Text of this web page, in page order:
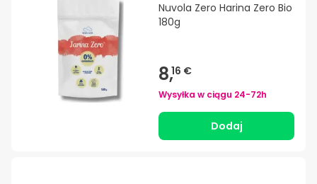
Nuvola Zero Harina Zero Bio
180g
8,16 €
Wysyłka w ciągu 24-72h
Dodaj